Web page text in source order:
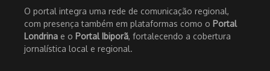
O portal integra uma rede de comunicação regional,
com presença também em plataformas como o Portal
Londrina e o Portal Ibiporã, fortalecendo a cobertura
jornalística local e regional.